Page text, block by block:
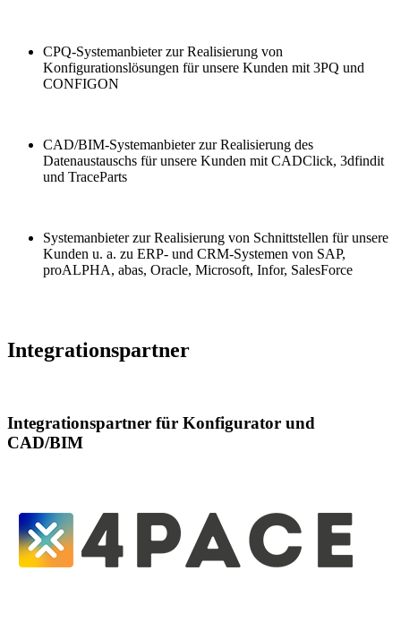
CPQ-Systemanbieter zur Realisierung von
Konfigurationslösungen für unsere Kunden mit 3PQ und
CONFIGON
CAD/BIM-Systemanbieter zur Realisierung des
Datenaustauschs für unsere Kunden mit CADClick, 3dfindit
und TraceParts
Systemanbieter zur Realisierung von Schnittstellen für unsere
Kunden u. a. zu ERP- und CRM-Systemen von SAP,
proALPHA, abas, Oracle, Microsoft, Infor, SalesForce
Integrationspartner
Integrationspartner für Konfigurator und
CAD/BIM